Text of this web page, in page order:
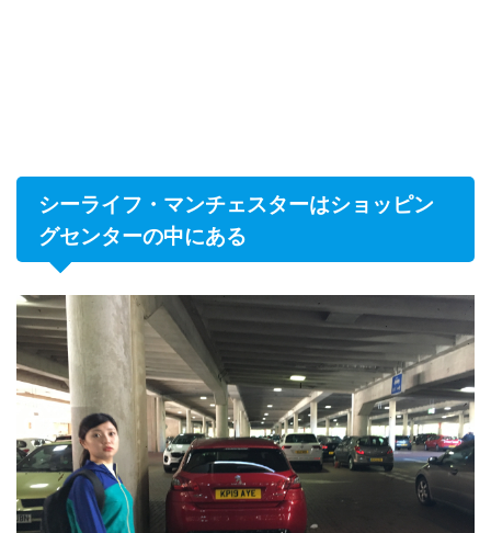
シーライフ・マンチェスターはショッピン
グセンターの中にある